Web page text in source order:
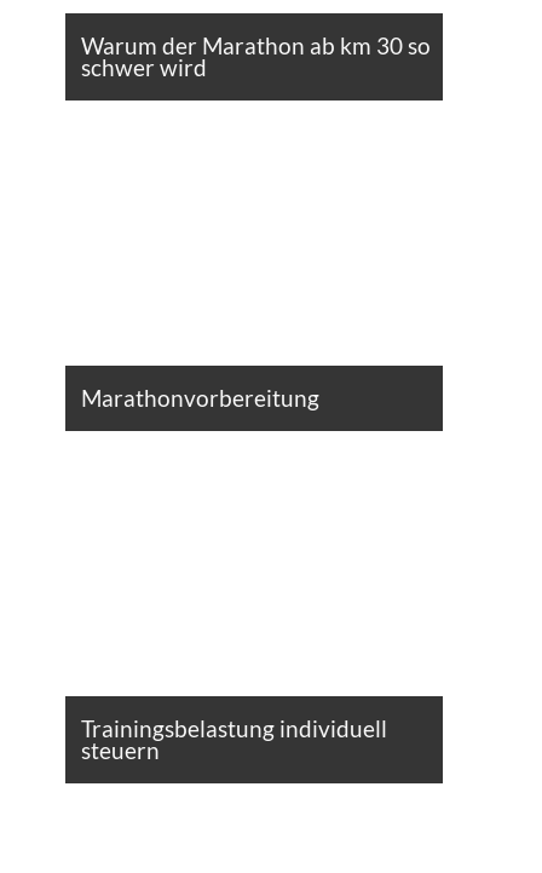
Warum der Marathon ab km 30 so
schwer wird
Marathonvorbereitung
Trainingsbelastung individuell
steuern